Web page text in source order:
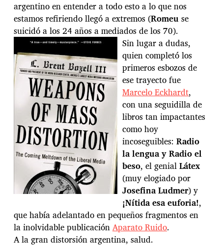
argentino en entender a todo esto a lo que nos
estamos refiriendo llegó a extremos (Romeuse
suicidó a los 24 años a mediados de los 70).
Sin lugar a dudas,
quien completó los
primeros esbozos de
ese trayecto fue
Marcelo Eckhardt,
con una seguidilla de
libros tan impactantes
como hoy
incoseguibles: Radio
la lengua y Radio el
beso, el genialLátex
(muy elogiado por
Josefina Ludmer) y
¡Nítida esa euforia!,
que había adelantado en pequeños fragmentos en
la inolvidable publicaciónAparato Ruido.
A la gran distorsión argentina, salud.